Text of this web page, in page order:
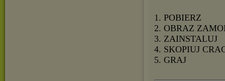
1. POBIERZ
2. OBRAZ
3. ZAINSTALUJ
4. SKOPIUJ
5. GRAJ